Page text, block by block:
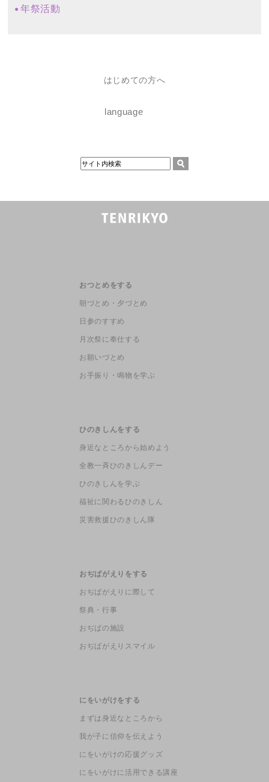
年祭活動
はじめての方へ
language
おつとめをする
朝づとめ・夕づとめ
日参のすすめ
月次祭に奉仕する
お願いづとめ
お手振り・鳴物を学ぶ
ひのきしんをする
身近なところから始めよう
全教一斉ひのきしんデー
ひのきしんを学ぶ
福祉に関わるひのきしん
災害救援ひのきしん隊
おぢばがえりをする
おぢばがえりに際して
祭典・行事
おぢばの施設
おぢばがえりスマイル
にをいがけをする
まずは身近なところから
我が子に信仰を伝えよう
にをいがけの応援グッズ
にをいがけに活用できる講座